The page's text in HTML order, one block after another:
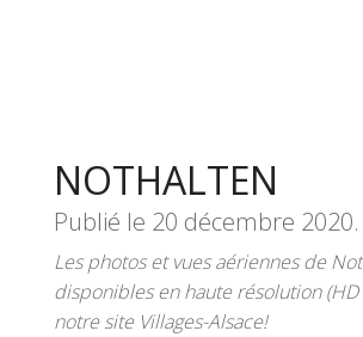
NOTHALTEN
Publié le 20 décembre 2020.
Les photos et vues aériennes de
disponibles en haute résolution
notre site Villages-Alsace!